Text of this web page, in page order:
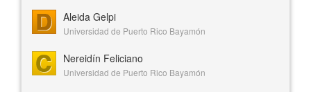
Aleida Gelpi
Universidad de Puerto Rico Bayamón
Nereidín Feliciano
Universidad de Puerto Rico Bayamón